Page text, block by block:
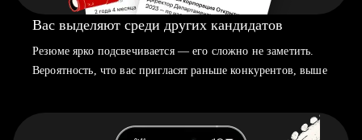
Вас выделяют среди других кандидатов
Резюме ярко подсвечивается — его сложно не заметить.
Вероятность, что вас пригласят раньше конкурентов, выше